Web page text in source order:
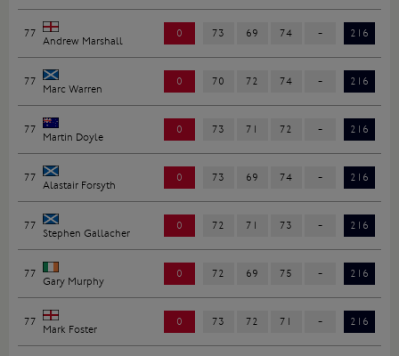
77
Andrew Marshall
0 73 69 74 - 216
77
Marc Warren
0 70 72 74 - 216
77
Martin Doyle
0 73 71 72 - 216
77
Alastair Forsyth
0 73 69 74 - 216
77
Stephen Gallacher
0 72 71 73 - 216
77
Gary Murphy
0 72 69 75 - 216
77
Mark Foster
0 73 72 71 - 216